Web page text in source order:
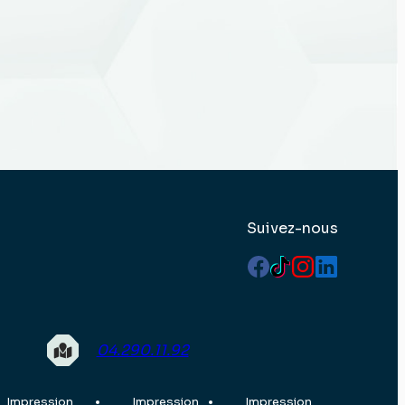
Suivez-nous
04.290.11.92
Impression Impression Impression